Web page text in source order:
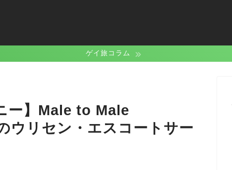
ゲイ旅コラム
ー】Male to Male
ウリセン・エスコートサー